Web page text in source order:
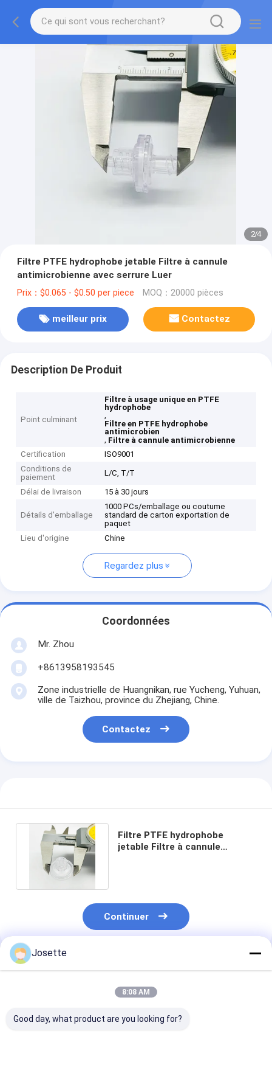
2/4
Filtre PTFE hydrophobe jetable Filtre à cannule
antimicrobienne avec serrure Luer
Prix：$0.065 - $0.50 per piece MOQ：20000 pièces
meilleur prix Contactez
Description De Produit
Point culminant
Filtre à usage unique en PTFE
hydrophobe
,
Filtre en PTFE hydrophobe
antimicrobien
, Filtre à cannule antimicrobienne
Certification
ISO9001
Conditions de
paiement
L/C, T/T
Délai de livraison 15 à 30 jours
Détails d'emballage
1000 PCs/emballage ou coutume
standard de carton exportation de
paquet
Lieu d'origine
Chine
Regardez plus
Coordonnées
Mr. Zhou
+8613958193545
Zone industrielle de Huangnikan, rue Yucheng, Yuhuan,
ville de Taizhou, province du Zhejiang, Chine.
Contactez
Filtre PTFE hydrophobe
jetable Filtre à cannule
Continuer
Produits Recommandés
Josette
8:08 AM
Good day, what product are you looking for?